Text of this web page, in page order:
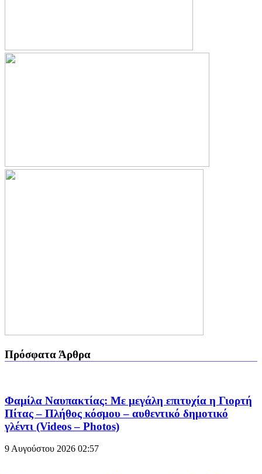
Πρόσφατα Άρθρα
Φαμίλα Ναυπακτίας: Με μεγάλη επιτυχία η Γιορτή
Πίτας – Πλήθος κόσμου – αυθεντικό δημοτικό
γλέντι (Videos – Photos)
9 Αυγούστου 2026 02:57